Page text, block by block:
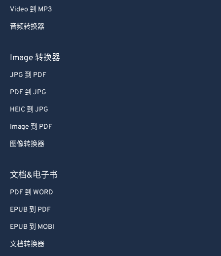
Video 到 MP3
音频转换器
Image 转换器
JPG 到 PDF
PDF 到 JPG
HEIC 到 JPG
Image 到 PDF
图像转换器
文档&电子书
PDF 到 WORD
EPUB 到 PDF
EPUB 到 MOBI
文档转换器